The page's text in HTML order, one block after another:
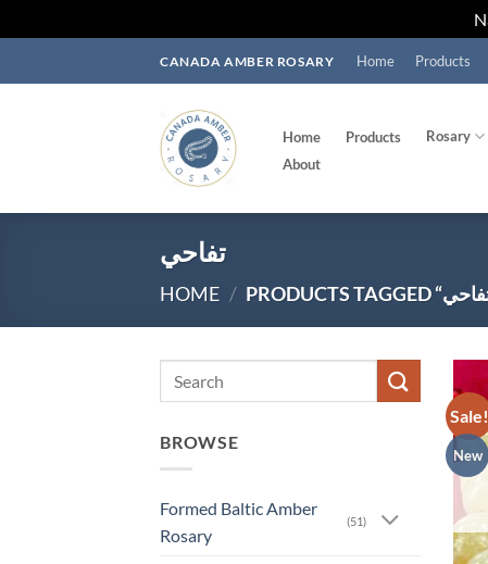
CANADA AMBER ROSARY Home Products
Home Products Rosary
About
تفاحي
HOME /
BROWSE
Formed Baltic Amber
Rosary
(51)
Sale!
New